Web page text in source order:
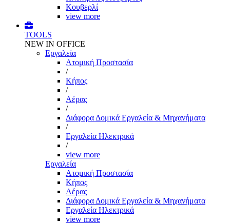
Κουβερλί
view more
TOOLS
NEW IN OFFICE
Εργαλεία
Aτομική Προστασία
/
Kήπος
/
Αέρας
/
Διάφορα Δομικά Εργαλεία & Μηχανήματα
/
Εργαλεία Ηλεκτρικά
/
view more
Εργαλεία
Aτομική Προστασία
Kήπος
Αέρας
Διάφορα Δομικά Εργαλεία & Μηχανήματα
Εργαλεία Ηλεκτρικά
view more